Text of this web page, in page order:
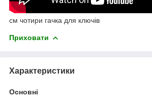
см чотири гачка для ключів
Приховати
Характеристики
Основні